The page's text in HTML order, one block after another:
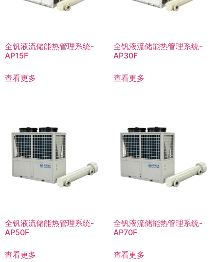
全钒液流储能热管理系统-
AP15F
查看更多
全钒液流储能热管理系统-
AP30F
查看更多
全钒液流储能热管理系统-
AP50F
查看更多
全钒液流储能热管理系统-
AP70F
查看更多